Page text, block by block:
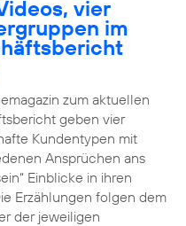
vier
im
zum aktuellen
geben vier
Kundentypen mit
Ansprüchen ans
Einblicke in ihren
Erzählungen folgen dem
der jeweiligen